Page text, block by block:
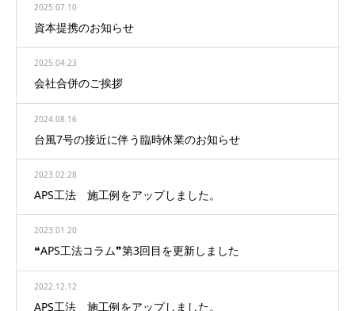
2025.07.10
資本提携のお知らせ
2025.04.23
会社合併のご挨拶
2024.08.16
台風7号の接近に伴う臨時休業のお知らせ
2023.02.28
APS工法 施工例をアップしました。
2023.01.20
❝APS工法コラム❞第3回目を更新しました
2022.12.12
APS工法 施工例をアップしました。